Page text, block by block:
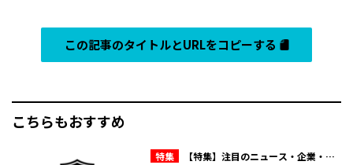
この記事のタイトルとURLをコピーする
こちらもおすすめ
特集
【特集】注目のニュース・企業・人